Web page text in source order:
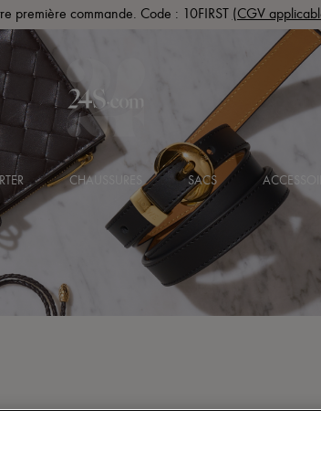
première commande. Code : 10FIRST (CGV
CHAUSSURES SACS